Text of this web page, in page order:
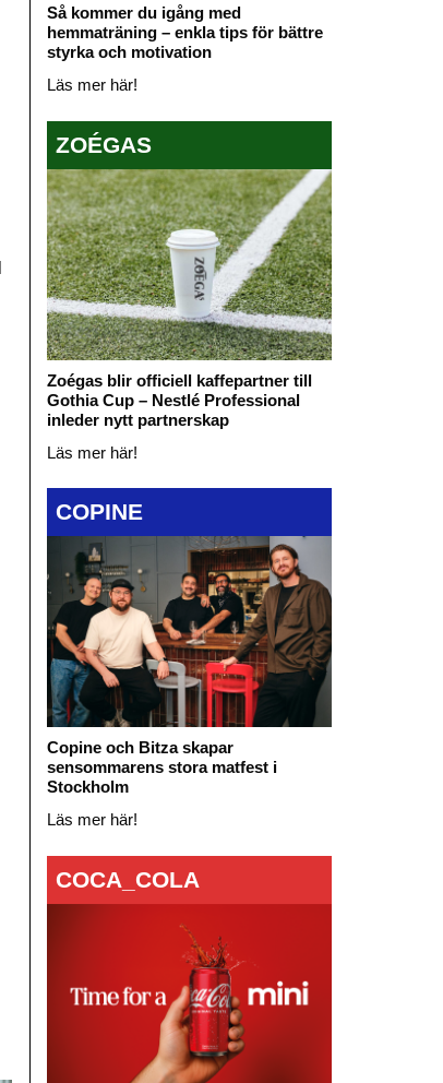
Så kommer du igång med
hemmaträning – enkla tips för bättre
styrka och motivation
Läs mer här!
ZOÉGAS
Zoégas blir officiell kaffepartner till
Gothia Cup – Nestlé Professional
inleder nytt partnerskap
Läs mer här!
COPINE
Copine och Bitza skapar
sensommarens stora matfest i
Stockholm
Läs mer här!
COCA_COLA